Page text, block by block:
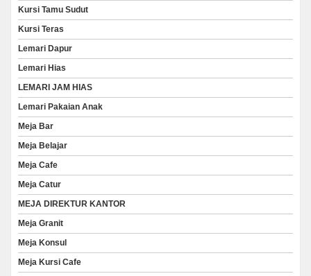
Kursi Tamu Sudut
Kursi Teras
Lemari Dapur
Lemari Hias
LEMARI JAM HIAS
Lemari Pakaian Anak
Meja Bar
Meja Belajar
Meja Cafe
Meja Catur
MEJA DIREKTUR KANTOR
Meja Granit
Meja Konsul
Meja Kursi Cafe